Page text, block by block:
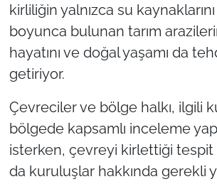
kirliliğin yalnızca su
boyunca bulunan tarım
hayatını ve doğal yaşamı da
getiriyor.
Çevreciler ve bölge halkı, ilgili
bölgede kapsamlı inceleme
isterken, çevreyi kirlettiği tespit
da kuruluşlar hakkında gerekli